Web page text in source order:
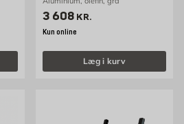
Pris 3608 kr. /stk
3 608 KR.
Kun online
Læg i kurv